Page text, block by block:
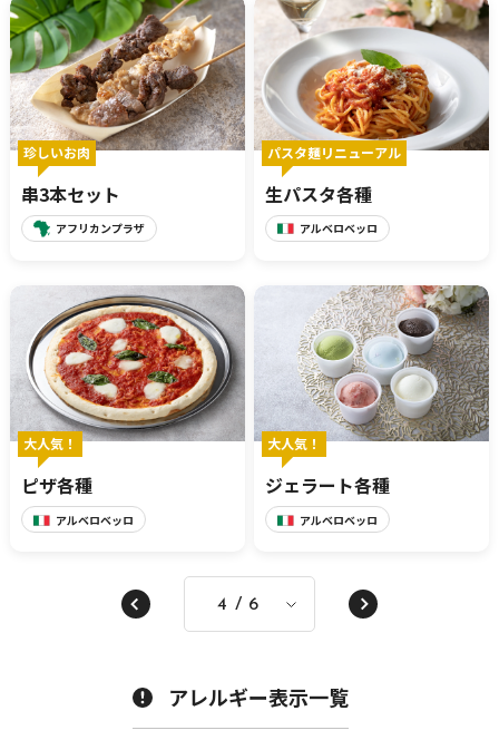
珍しいお肉
串3本セット
アフリカンプラザ
パスタ麺リニューアル
生パスタ各種
アルベロベッロ
大人気！
ピザ各種
アルベロベッロ
大人気！
ジェラート各種
アルベロベッロ
アレルギー表示一覧